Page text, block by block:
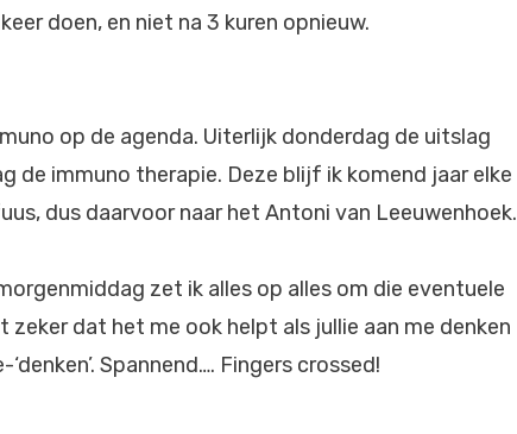
doen, en niet na 3 kuren opnieuw.
op de agenda. Uiterlijk donderdag de uitslag
de immuno therapie. Deze blijf ik komend jaar elke
dus daarvoor naar het Antoni van Leeuwenhoek.
zet ik alles op alles om die eventuele
dat het me ook helpt als jullie aan me denken
Spannend…. Fingers crossed!